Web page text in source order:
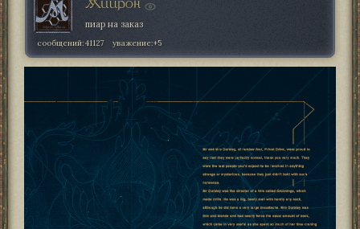
Мийрон
пиар на заказ
сообщений:41127 уважение:+5